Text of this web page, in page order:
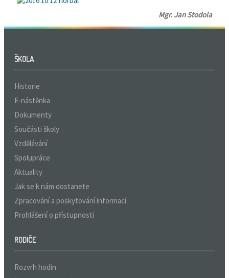
Mgr. Jan Stodola
ŠKOLA
Historie
E-nástěnka
Dokumenty
Součásti školy
Vzdělávání
Spolupráce
Aktuality
Jak se k nám dostanete
Zpracování a poskytování informací
Prohlášení o přístupnosti
RODIČE
Rozvrh hodin